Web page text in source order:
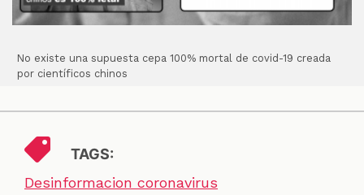
No existe una supuesta cepa 100% mortal de covid-19 creada
por científicos chinos
TAGS:
Desinformacion coronavirus